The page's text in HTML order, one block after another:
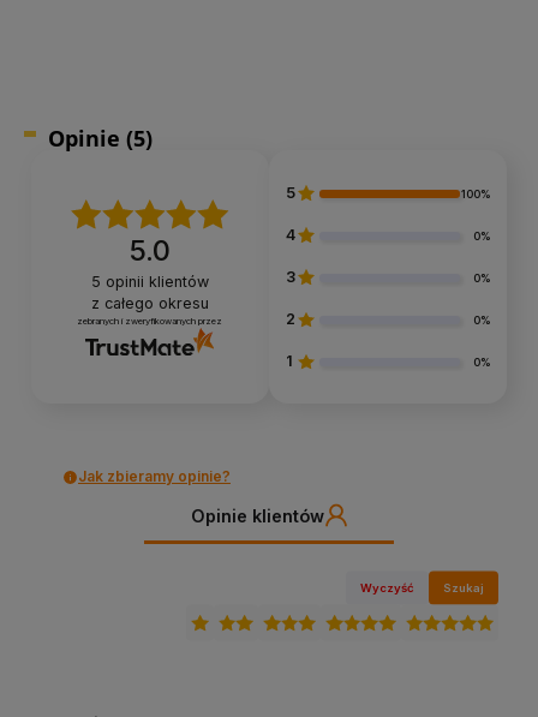
Opinie (5)
5.0
5 opinii klientów
z całego okresu
zebranych i zweryfikowanych przez
5 100%
4 0%
3 0%
2 0%
1 0%
Jak zbieramy opinie?
Opinie klientów
Wyczyść Szukaj